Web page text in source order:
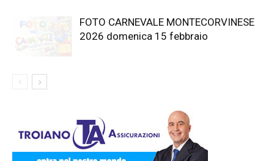
FOTO CARNEVALE MONTECORVINESE
2026 domenica 15 febbraio